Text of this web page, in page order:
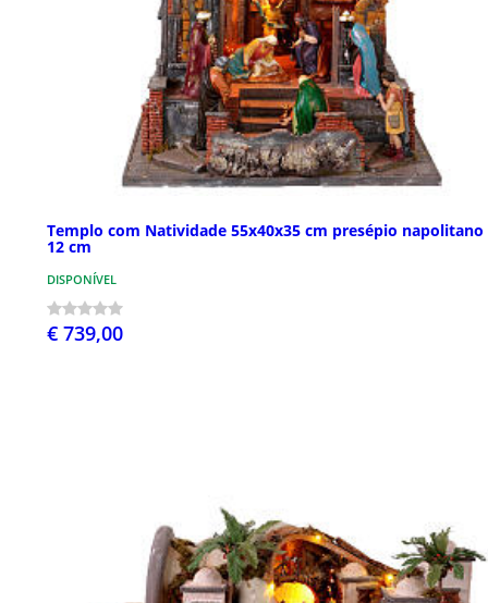
Templo com Natividade 55x40x35 cm presépio napolitano
12 cm
DISPONÍVEL
€ 739,00